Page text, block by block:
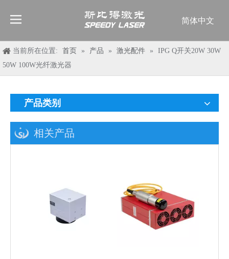
简体中文
العربية
Pусский
Español
Deutsch
Italiano
当前所在位置: 首页 » 产品 » 激光配件 »
IPG Q开关20W 30W
50W 100W光纤激光器
产品类别
相关产品